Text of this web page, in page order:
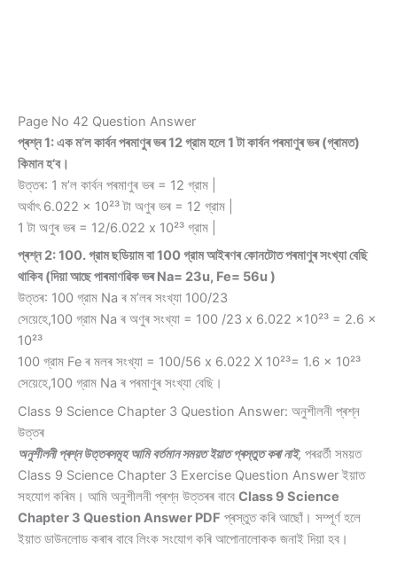
Page No 42 Question Answer
প্ৰশ্ন 1: এক ম’ল কাৰ্বন পৰমাণুৰ ভৰ 12 গ্রাম হলে 1 টা কাৰ্বন পৰমাণুৰ ভৰ (গ্ৰামত)
কিমান হ’ব।
উত্তৰ: 1 ম’ল কাৰ্বন পৰমাণুৰ ভৰ = 12 গ্রাম |
অর্থাৎ 6.022 × 10²³ টা অণুৰ ভৰ = 12 গ্রাম |
1 টা অণুৰ ভৰ = 12/6.022 x 10²³ গ্রাম |
প্ৰশ্ন 2: 100. গ্রাম ছডিয়াম বা 100 গ্রাম আইৰণৰ কোনটোত পৰমাণুৰ সংখ্যা বেছি
থাকিব (দিয়া আছে পাৰমাণৱিক ভৰ Na= 23u, Fe= 56u )
উত্তৰ: 100 গ্রাম Na ৰ ম’লৰ সংখ্যা 100/23
সেয়েহে,100 গ্রাম Na ৰ অণুৰ সংখ্যা = 100 /23 x 6.022 x10²³ = 2.6 x
10²³
100 গ্রাম Fe ৰ মলৰ সংখ্যা = 100/56 x 6.022 X 10²³= 1.6 x 10²³
সেয়েহে,100 গ্রাম Na ৰ পৰমাণুৰ সংখ্যা বেছি।
Class 9 Science Chapter 3 Question Answer: অনুশীলনী প্ৰশ্ন
উত্তৰ
অনুশীলনী প্ৰশ্ন উত্তৰসমূহ আমি বৰ্তমান সময়ত ইয়াত প্ৰস্তুত কৰা নাই, পৰৱৰ্তী সময়ত
Class 9 Science Chapter 3 Exercise Question Answer ইয়াত
সহযোগ কৰিম। আমি অনুশীলনী প্ৰশ্ন উত্তৰৰ বাবে Class 9 Science
Chapter 3 Question Answer PDF প্ৰস্তুত কৰি আছোঁ। সম্পূৰ্ণ হলে
ইয়াত ডাউনলোড কৰাৰ বাবে লিংক সংযোগ কৰি আপোনালোকক জনাই দিয়া হব।